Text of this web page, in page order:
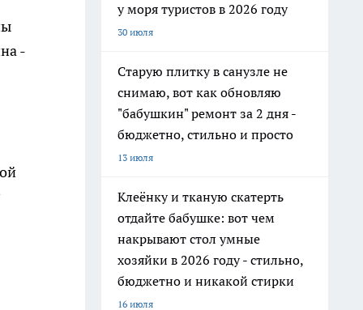
-
у моря туристов в 2026 году
30 июля
Старую плитку в санузле не
снимаю, вот как обновляю
"бабушкин" ремонт за 2 дня -
бюджетно, стильно и просто
13 июля
Клеёнку и тканую скатерть
отдайте бабушке: вот чем
накрывают стол умные
хозяйки в 2026 году - стильно,
бюджетно и никакой стирки
16 июля